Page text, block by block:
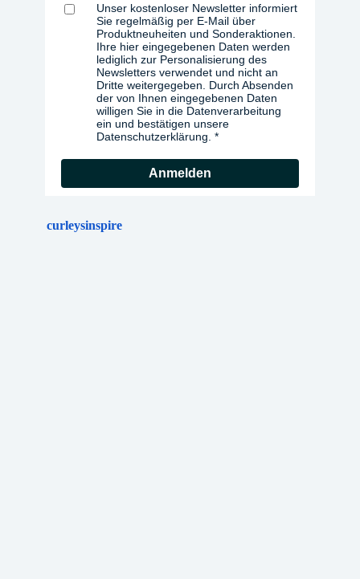
Unser kostenloser Newsletter informiert
Sie regelmäßig per E-Mail über
Produktneuheiten und Sonderaktionen.
Ihre hier eingegebenen Daten werden
lediglich zur Personalisierung des
Newsletters verwendet und nicht an
Dritte weitergegeben. Durch Absenden
der von Ihnen eingegebenen Daten
willigen Sie in die Datenverarbeitung
ein und bestätigen unsere
Datenschutzerklärung.
Anmelden
curleysinspire